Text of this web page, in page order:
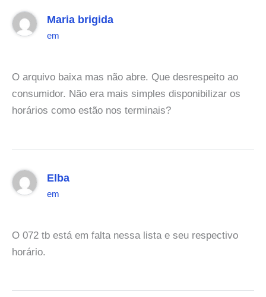
Maria brigida
em
O arquivo baixa mas não abre. Que desrespeito ao
consumidor. Não era mais simples disponibilizar os
horários como estão nos terminais?
Elba
em
O 072 tb está em falta nessa lista e seu respectivo
horário.